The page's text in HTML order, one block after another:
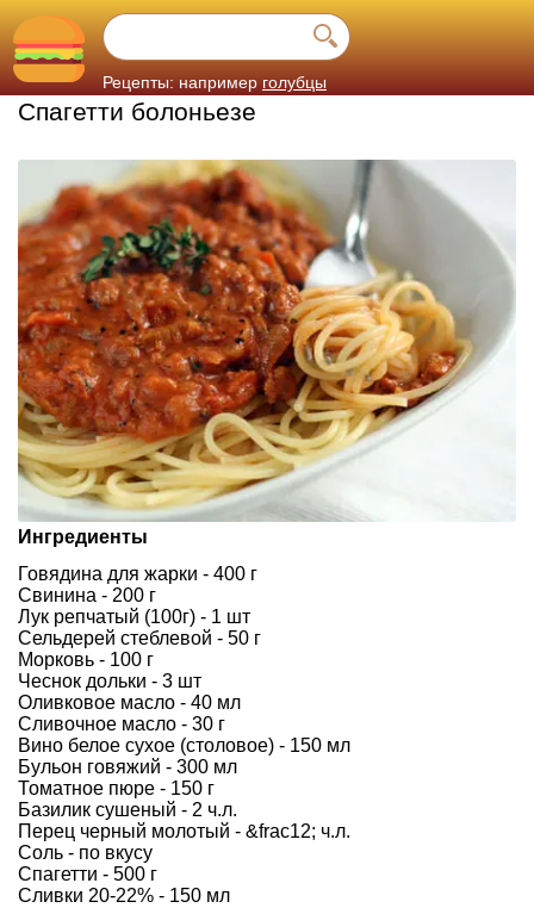
Рецепты: например голубцы
Спагетти болоньезе
Ингредиенты
Говядина для жарки - 400 г
Свинина - 200 г
Лук репчатый (100г) - 1 шт
Сельдерей стеблевой - 50 г
Морковь - 100 г
Чеснок дольки - 3 шт
Оливковое масло - 40 мл
Сливочное масло - 30 г
Вино белое сухое (столовое) - 150 мл
Бульон говяжий - 300 мл
Томатное пюре - 150 г
Базилик сушеный - 2 ч.л.
Перец черный молотый - &frac12; ч.л.
Соль - по вкусу
Спагетти - 500 г
Сливки 20-22% - 150 мл